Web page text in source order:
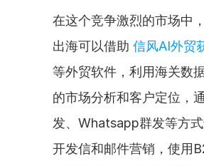
在这个竞争激烈的市场中
出海可以借助 信风AI外贸
等外贸软件，利用海关数
的市场分析和客户定位，
发、Whatsapp群发等方
开发信和邮件营销，使用